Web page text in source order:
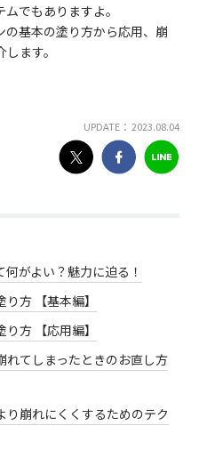
でもありますよ。
基本の塗り方から応用、崩
ます。
UPDATE： 2023.08.04
がよい？魅力に迫る！
方 【基本編】
方 【応用編】
れてしまったときのお直し方
り崩れにくくするためのテク